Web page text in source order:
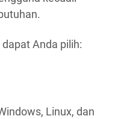
Anda pilih:
Linux, dan